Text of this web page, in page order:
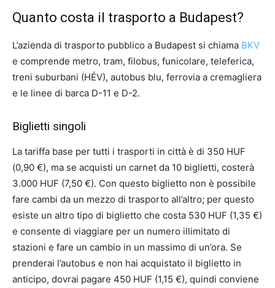
Quanto costa il trasporto a Budapest?
L’azienda di trasporto pubblico a Budapest si chiama BKV
e comprende metro, tram, filobus, funicolare, teleferica,
treni suburbani (HÉV), autobus blu, ferrovia a cremagliera
e le linee di barca D-11 e D-2.
Biglietti singoli
La tariffa base per tutti i trasporti in città è di 350 HUF
(0,90 €), ma se acquisti un carnet da 10 biglietti, costerà
3.000 HUF (7,50 €). Con questo biglietto non è possibile
fare cambi da un mezzo di trasporto all’altro; per questo
esiste un altro tipo di biglietto che costa 530 HUF (1,35 €)
e consente di viaggiare per un numero illimitato di
stazioni e fare un cambio in un massimo di un’ora. Se
prenderai l’autobus e non hai acquistato il biglietto in
anticipo, dovrai pagare 450 HUF (1,15 €), quindi conviene